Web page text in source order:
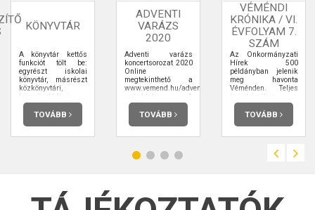
KÖNYVTÁR
A könyvtár kettős
funkciót tölt be:
egyrészt iskolai
könyvtár, másrészt
közkönyvtári,
közművelődési
feladatokat lát el.
Gyűjteményünk úgy
alakítjuk, hogy
eleget tegyen. Arra
szolgáltatásokat
nyújtani és, mint
TOVÁBB
ADVENTI
VARÁZS
2020
Adventi varázs
koncertsorozat 2020
Online
megtekinthető a
www.vemend.hu/advent2020
weboldalon. A
harmadik rész
premierje:
2020.12.20. 17:00
TOVÁBB
VÉMÉNDI
KRÓNIKA / VI.
ÉVFOLYAM 7.
SZÁM
Az Önkormányzati
Hírek 500
példányban jelenik
meg havonta
Véménden. Teljes
terjedelmében
elolvashatja.
TOVÁBB